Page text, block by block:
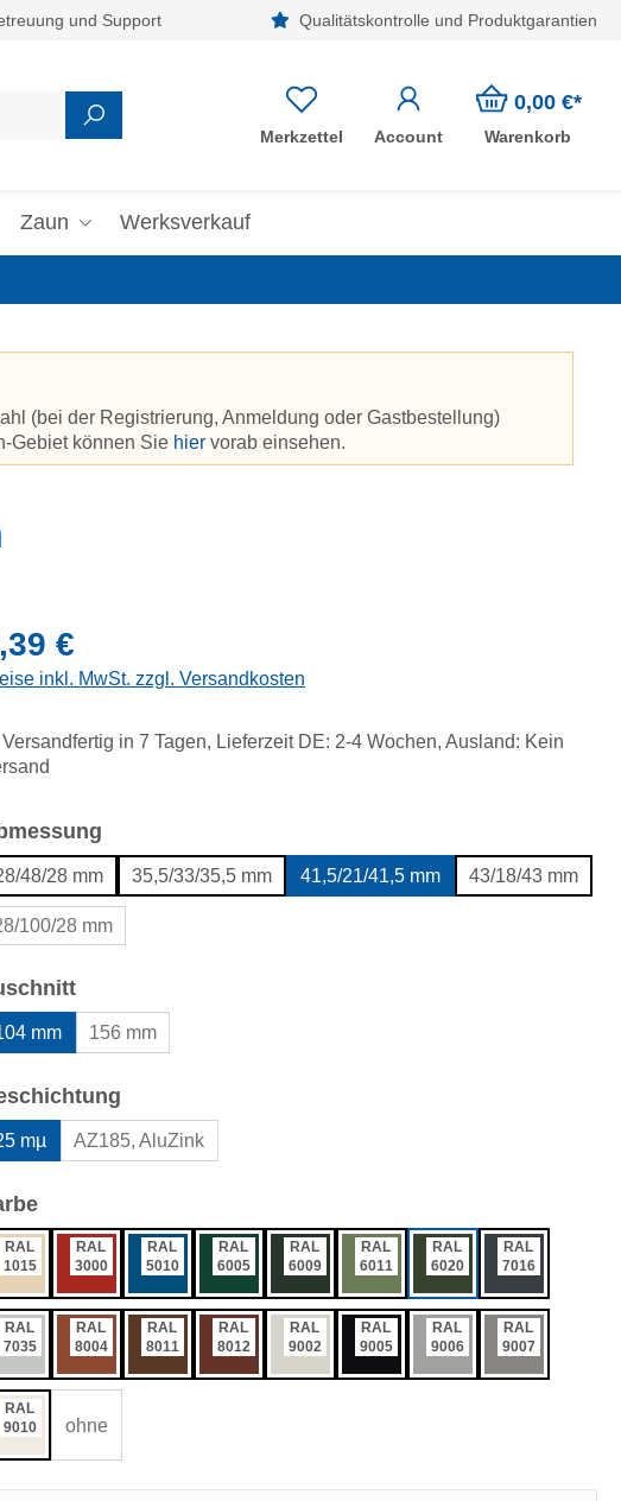
und Support Qualitätskontrolle und Produktgarantien
Merkzettel Account
0,00 €*
Warenkorb
Zaun Werksverkauf
(bei der Registrierung, Anmeldung oder Gastbestellung)
Gebiet können Sie hier vorab einsehen.
Preis:
€
inkl. MwSt. zzgl. Versandkosten
Versandfertig in 7 Tagen, Lieferzeit DE: 2-4 Wochen, Ausland: Kein
48/28 mm 35,5/33/35,5 mm 41,5/21/41,5 mm 43/18/43 mm
100/28 mm
auswählen
mm 156 mm
mµ AZ185, AluZink
auswählen
RAL
1015
RAL
3000
RAL
5010
RAL
6005
RAL
6009
RAL
6011
RAL
6020
RAL
7016
RAL
7035
RAL
8004
RAL
8011
RAL
8012
RAL
9002
RAL
9005
RAL
9006
RAL
9007
RAL
9010
ohne